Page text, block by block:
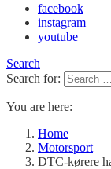
facebook
instagram
youtube
Search
Search for:
You are here:
Home
Motorsport
DTC-kørere